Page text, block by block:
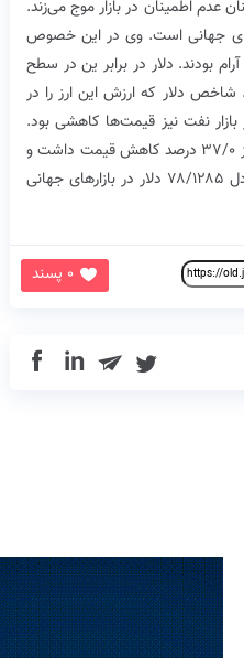
عدم اطمینان در بازار موج می‌زند.
جهانی است. وی در این خصوص
بودند. دلار در برابر ین در سطح
نیز با ۰۵/۰درصد افزایش ارزش، ۱۱۵۴/۱ دلار معامله شد‌. شاخص دلار که ارزش این ارز را در
می‌زند، ۰۳/۰ درصد کاهش نشان داد و به سطح ۹۸۱/۹۷ رسید. در بازار نفت نیز قیمت‌ها کاهشی بود.
نفت خام آمریکا ۵/۰ درصد افت کرد و به ازای هر بشکه ۹۸/۶۲ دلار معامله شد. نفت خام برنت نیز ۳۷/۰ درصد کاهش قیمت داشت و
به ازای هر بشکه ۸۸/۷۱ دلار معامله شد. طلا اما تغییر چندانی نداشت. هر انس طلا قیمتی معادل ۷۸/۱۲۸۵ دلار در بازارهای جهانی
0 پسند
in